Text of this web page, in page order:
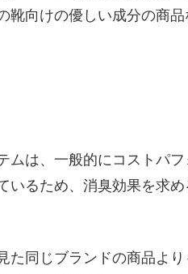
靴向けの優しい成分の商
ムは、一般的にコストパ
いるため、消臭効果を求
同じブランドの商品より